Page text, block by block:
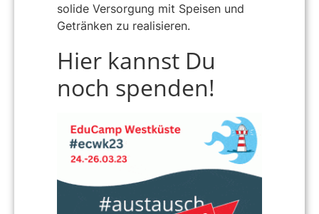
solide Versorgung mit Speisen und
Getränken zu realisieren.
Hier kannst Du
noch spenden!